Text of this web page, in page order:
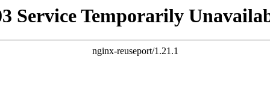
Service Temporarily
nginx-reuseport/1.21.1